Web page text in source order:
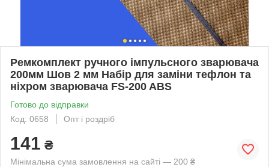
Ремкомплект ручного імпульсного зварювача
200мм Шов 2 мм Набір для заміни тефлон та
ніхром зварювача FS-200 ABS
Готово до відправки
Код: 0658
Опт і роздріб
141 ₴
Мінімальна сума замовлення на сайті — 200 ₴